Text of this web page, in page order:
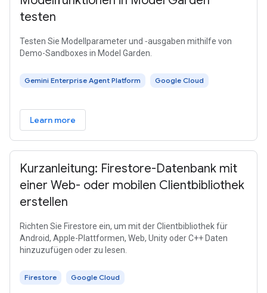
testen
Testen Sie Modellparameter und ‑ausgaben mithilfe von
Demo-Sandboxes in Model Garden.
Gemini Enterprise Agent Platform Google Cloud
Learn more
Kurzanleitung: Firestore-Datenbank mit
einer Web- oder mobilen Clientbibliothek
erstellen
Richten Sie Firestore ein, um mit der Clientbibliothek für
Android, Apple-Plattformen, Web, Unity oder C++ Daten
hinzuzufügen oder zu lesen.
Firestore Google Cloud